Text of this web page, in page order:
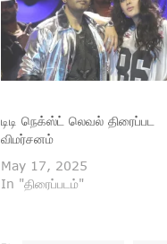
டிடி நெக்ஸ்ட் லெவல் திரைப்பட
விமர்சனம்
May 17, 2025
In "திரைப்படம்"